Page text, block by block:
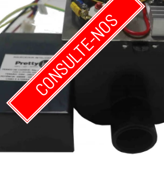
CONSULTE-NOS